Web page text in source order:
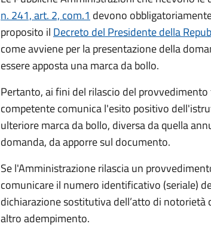
n. 241, art. 2, com.1 devono
proposito il Decreto del Presidente della
come avviene per la presentazione della
essere apposta una marca da bollo.
Pertanto, ai fini del rilascio del
competente comunica l'esito positivo
ulteriore marca da bollo, diversa da quella
domanda, da apporre sul documento.
Se l'Amministrazione rilascia un
comunicare il numero identificativo (seriale)
dichiarazione sostitutiva dell’atto di notorietà
altro adempimento.